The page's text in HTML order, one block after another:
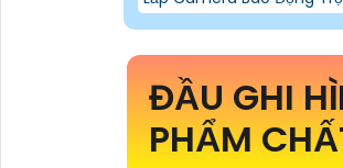
ĐẦU GHI
PHẨM